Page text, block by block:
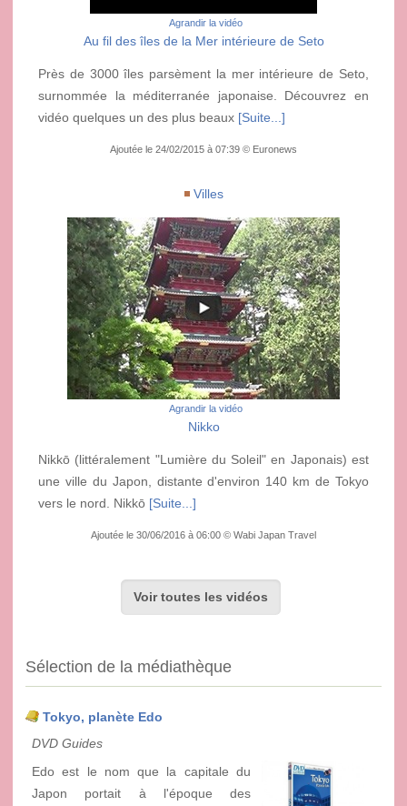
Agrandir la vidéo
Au fil des îles de la Mer intérieure de Seto
Près de 3000 îles parsèment la mer intérieure de Seto,
surnommée la méditerranée japonaise. Découvrez en
vidéo quelques un des plus beaux [Suite...]
Ajoutée le 24/02/2015 à 07:39 © Euronews
Villes
Agrandir la vidéo
Nikko
Nikkō (littéralement "Lumière du Soleil" en Japonais) est
une ville du Japon, distante d'environ 140 km de Tokyo
vers le nord. Nikkō [Suite...]
Ajoutée le 30/06/2016 à 06:00 © Wabi Japan Travel
Voir toutes les vidéos
Sélection de la médiathèque
Tokyo, planète Edo
DVD Guides
Edo est le nom que la capitale du
Japon portait à l'époque des